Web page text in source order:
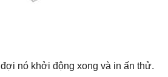
nó khởi động xong và in ấn thử.